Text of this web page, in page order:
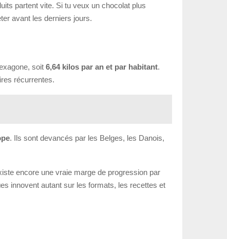
partent vite. Si tu veux un chocolat plus
avant les derniers jours.
soit 6,64 kilos par an et par habitant.
récurrentes.
. Ils sont devancés par les Belges, les Danois,
encore une vraie marge de progression par
innovent autant sur les formats, les recettes et